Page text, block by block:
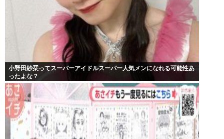
小野田紗栞ってスーパーアイドルスーパー人気メンになれる可能性あ
ったよな？